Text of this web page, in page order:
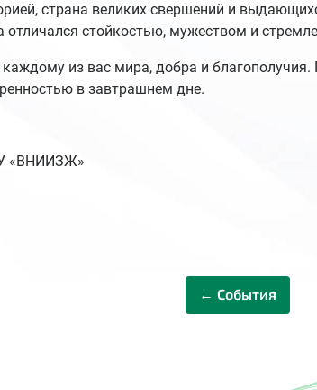
страна великих свершений и
стойкостью, мужеством и
из вас мира, добра и
в завтрашнем дне.
«ВНИИЗЖ»
← События